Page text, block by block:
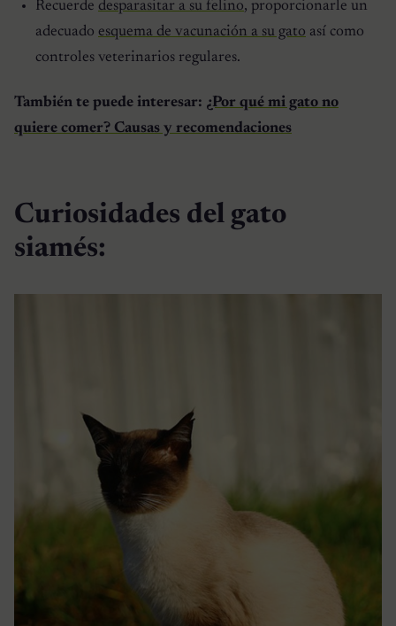
Recuerde desparasitar a su felino, proporcionarle un
adecuado esquema de vacunación a su gato así como
controles veterinarios regulares.
También te puede interesar: ¿Por qué mi gato no
quiere comer? Causas y recomendaciones
Curiosidades del gato
siamés: